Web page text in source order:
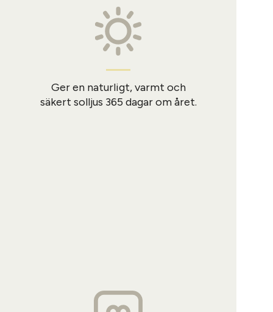
Ger en naturligt, varmt och
säkert solljus 365 dagar om året.